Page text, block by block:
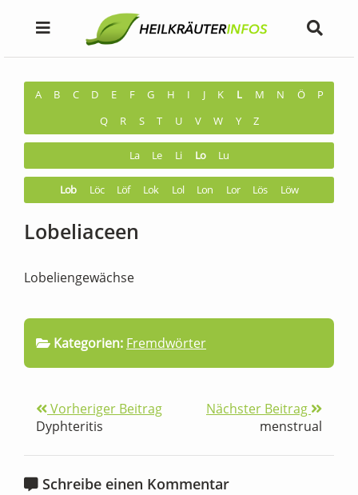
A B C D E F G H I J K L M N Ö
P
Q
R S T U V W Y Z
La Le Li Lo Lu
Lob Löc Löf Lok Lol Lon Lor Lös Löw
Lobeliaceen
Lobeliengewächse
Kategorien: Fremdwörter
Vorheriger Beitrag
Dyphteritis
Nächster Beitrag
menstrual
Schreibe einen Kommentar